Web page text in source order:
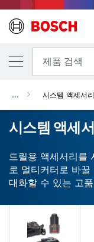
제품 검색
... 시스템 액세서리
시스템 액세
드릴용 액세서리를
로 멀티커터로 바
대화할 수 있는 고
킵니다. 샌딩 가이
많은 샌더 액세서
톱, 샌더용 Bosch